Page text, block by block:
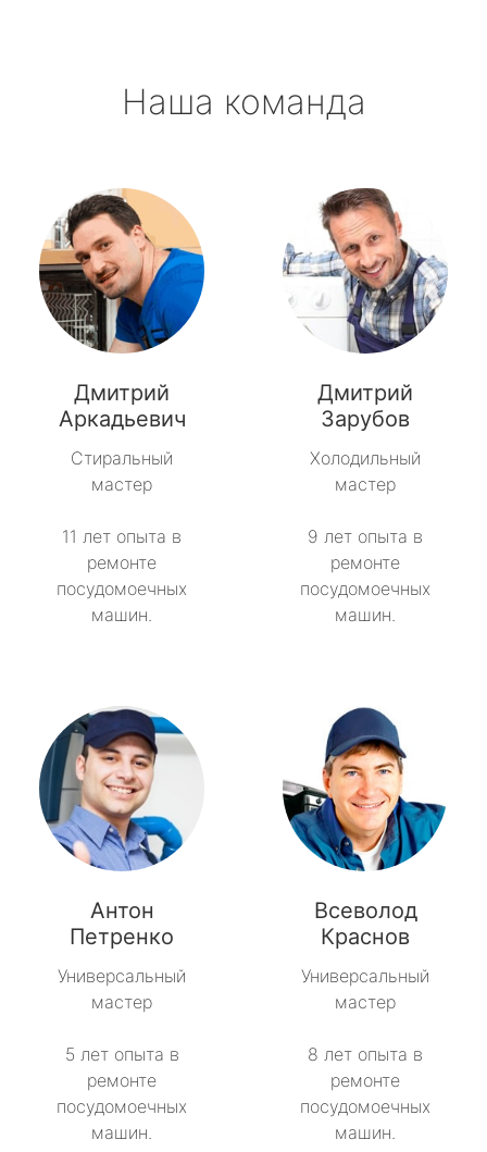
Наша команда
Дмитрий
Аркадьевич
Стиральный
мастер
11 лет опыта в
ремонте
посудомоечных
машин.
Дмитрий
Зарубов
Холодильный
мастер
9 лет опыта в
ремонте
посудомоечных
машин.
Антон
Петренко
Универсальный
мастер
5 лет опыта в
ремонте
посудомоечных
машин.
Всеволод
Краснов
Универсальный
мастер
8 лет опыта в
ремонте
посудомоечных
машин.